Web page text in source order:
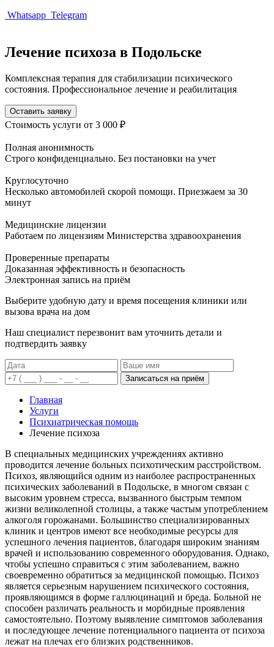
Whatsapp Telegram
Лечение психоза в Подольске
Комплексная терапия для стабилизации психического
состояния. Профессиональное лечение и реабилитация
Оставить заявку
Стоимость услуги от 3 000 ₽
Полная анонимность
Строго конфиденциально. Без постановки на учет
Круглосуточно
Несколько автомобилей скорой помощи. Приезжаем за 30
минут
Медицинские лицензии
Работаем по лицензиям Министерства здравоохранения
Проверенные препараты
Доказанная эффективность и безопасность
Электронная запись на приём
Выберите удобную дату и время посещения клиники или
вызова врача на дом
Наш специалист перезвонит вам уточнить детали и
подтвердить заявку
Записаться на приём
Главная
Услуги
Психиатрическая помощь
Лечение психоза
В специальных медицинских учреждениях активно
проводится лечение больных психотическим расстройством.
Психоз, являющийся одним из наиболее распространенных
психических заболеваний в Подольске, в многом связан с
высоким уровнем стресса, вызванного быстрым темпом
жизни великолепной столицы, а также частым употреблением
алкоголя горожанами. Большинство специализированных
клиник и центров имеют все необходимые ресурсы для
успешного лечения пациентов, благодаря широким знаниям
врачей и использованию современного оборудования. Однако,
чтобы успешно справиться с этим заболеванием, важно
своевременно обратиться за медицинской помощью. Психоз
является серьезным нарушением психического состояния,
проявляющимся в форме галлюцинаций и бреда. Больной не
способен различать реальность и морбидные проявления
самостоятельно. Поэтому выявление симптомов заболевания
и последующее лечение потенциального пациента от психоза
лежат на плечах его близких родственников.